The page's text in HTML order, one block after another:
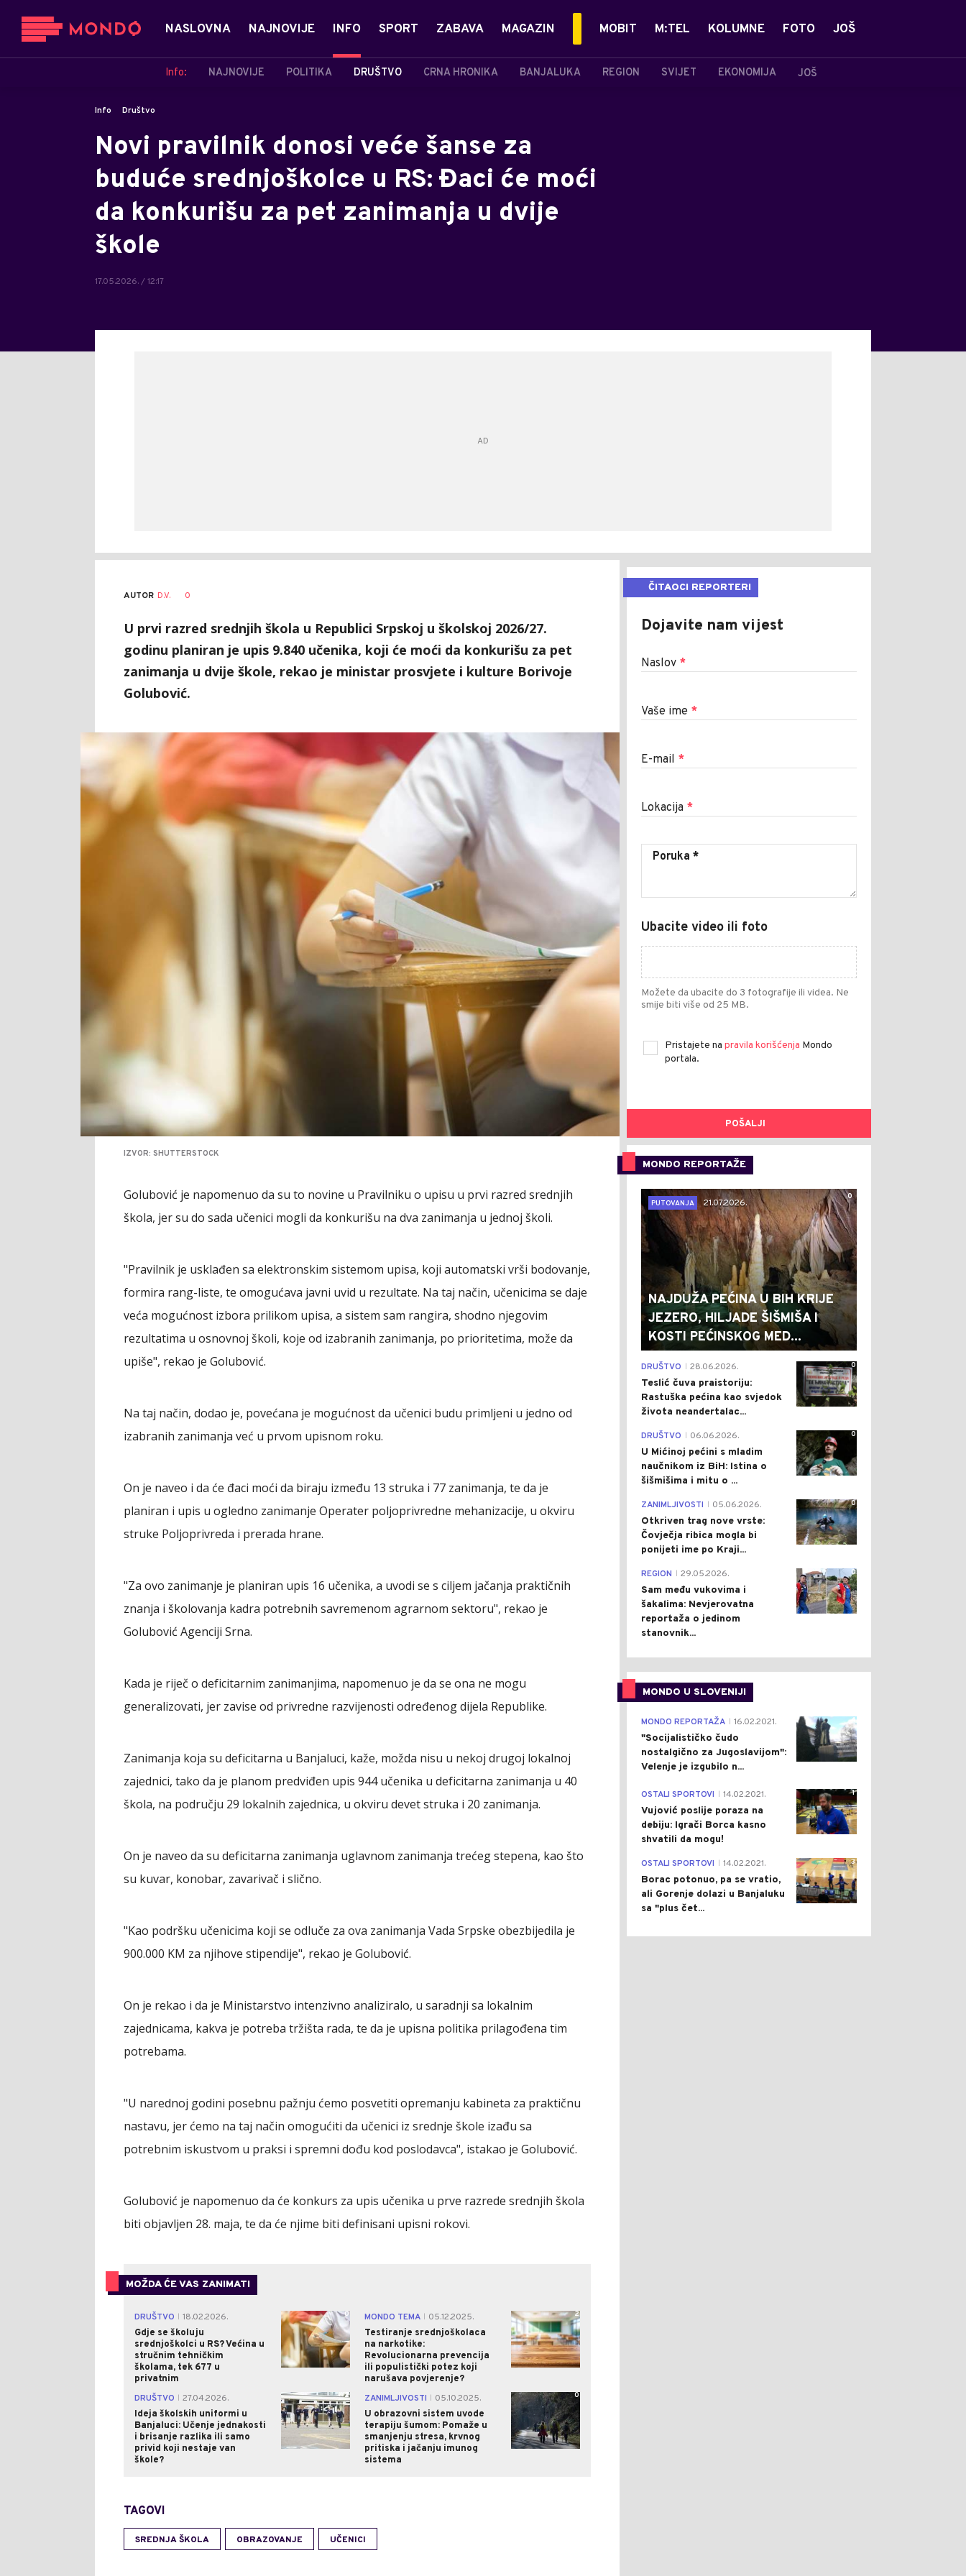
NASLOVNA NAJNOVIJE INFO
Info: NAJNOVIJE POLITIKA DRUŠTVO CRNA HRONIKA BANJALUKA REGION SVIJET EKONOMIJA JOŠ
SPORT ZABAVA MAGAZIN MOBIT M:TEL KOLUMNE FOTO JOŠ
Info Društvo
Novi pravilnik donosi veće šanse za
buduće srednjoškolce u RS: Đaci će moći
da konkurišu za pet zanimanja u dvije
škole
17.05.2026. / 12:17
AUTOR D.V. 0
U prvi razred srednjih škola u Republici Srpskoj u školskoj 2026/27.
godinu planiran je upis 9.840 učenika, koji će moći da konkurišu za pet
zanimanja u dvije škole, rekao je ministar prosvjete i kulture Borivoje
Golubović.
IZVOR: SHUTTERSTOCK
Golubović je napomenuo da su to novine u Pravilniku o upisu u prvi razred srednjih
škola, jer su do sada učenici mogli da konkurišu na dva zanimanja u jednoj školi.
"Pravilnik je usklađen sa elektronskim sistemom upisa, koji automatski vrši bodovanje,
formira rang-liste, te omogućava javni uvid u rezultate. Na taj način, učenicima se daje
veća mogućnost izbora prilikom upisa, a sistem sam rangira, shodno njegovim
rezultatima u osnovnoj školi, koje od izabranih zanimanja, po prioritetima, može da
upiše", rekao je Golubović.
Na taj način, dodao je, povećana je mogućnost da učenici budu primljeni u jedno od
izabranih zanimanja već u prvom upisnom roku.
On je naveo i da će đaci moći da biraju između 13 struka i 77 zanimanja, te da je
planiran i upis u ogledno zanimanje Operater poljoprivredne mehanizacije, u okviru
struke Poljoprivreda i prerada hrane.
"Za ovo zanimanje je planiran upis 16 učenika, a uvodi se s ciljem jačanja praktičnih
znanja i školovanja kadra potrebnih savremenom agrarnom sektoru", rekao je
Golubović Agenciji Srna.
Kada je riječ o deficitarnim zanimanjima, napomenuo je da se ona ne mogu
generalizovati, jer zavise od privredne razvijenosti određenog dijela Republike.
Zanimanja koja su deficitarna u Banjaluci, kaže, možda nisu u nekoj drugoj lokalnoj
zajednici, tako da je planom predviđen upis 944 učenika u deficitarna zanimanja u 40
škola, na području 29 lokalnih zajednica, u okviru devet struka i 20 zanimanja.
On je naveo da su deficitarna zanimanja uglavnom zanimanja trećeg stepena, kao što
su kuvar, konobar, zavarivač i slično.
"Kao podršku učenicima koji se odluče za ova zanimanja Vada Srpske obezbijedila je
900.000 KM za njihove stipendije", rekao je Golubović.
On je rekao i da je Ministarstvo intenzivno analiziralo, u saradnji sa lokalnim
zajednicama, kakva je potreba tržišta rada, te da je upisna politika prilagođena tim
potrebama.
"U narednoj godini posebnu pažnju ćemo posvetiti opremanju kabineta za praktičnu
nastavu, jer ćemo na taj način omogućiti da učenici iz srednje škole izađu sa
potrebnim iskustvom u praksi i spremni dođu kod poslodavca", istakao je Golubović.
Golubović je napomenuo da će konkurs za upis učenika u prve razrede srednjih škola
biti objavljen 28. maja, te da će njime biti definisani upisni rokovi.
MOŽDA ĆE VAS ZANIMATI
DRUŠTVO
18.02.2026.
Gdje se školuju
srednjoškolci u RS? Većina u
stručnim tehničkim
školama, tek 677 u
privatnim
0 MONDO TEMA
05.12.2025.
Testiranje srednjoškolaca
na narkotike:
Revolucionarna prevencija
ili populistički potez koji
narušava povjerenje?
2
DRUŠTVO
27.04.2026.
Ideja školskih uniformi u
Banjaluci: Učenje jednakosti
i brisanje razlika ili samo
privid koji nestaje van
škole?
2 ZANIMLJIVOSTI
05.10.2025.
U obrazovni sistem uvode
terapiju šumom: Pomaže u
smanjenju stresa, krvnog
pritiska i jačanju imunog
sistema
0
TAGOVI
SREDNJA ŠKOLA OBRAZOVANJE UČENICI
ČITAOCI REPORTERI
Dojavite nam vijest
Naslov *
Vaše ime *
E-mail *
Lokacija *
Ubacite video ili foto
Možete da ubacite do 3 fotografije ili videa. Ne
smije biti više od 25 MB.
Pristajete na pravila korišćenja Mondo
portala.
POŠALJI
MONDO REPORTAŽE
0
PUTOVANJA
21.07.2026.
NAJDUŽA PEĆINA U BIH KRIJE
JEZERO, HILJADE ŠIŠMIŠA I
KOSTI PEĆINSKOG MED...
0
DRUŠTVO 28.06.2026.
Teslić čuva praistoriju:
Rastuška pećina kao svjedok
života neandertalac...
0
DRUŠTVO 06.06.2026.
U Mićinoj pećini s mladim
naučnikom iz BiH: Istina o
šišmišima i mitu o ...
0
ZANIMLJIVOSTI 05.06.2026.
Otkriven trag nove vrste:
Čovječja ribica mogla bi
ponijeti ime po Kraji...
0
REGION 29.05.2026.
Sam među vukovima i
šakalima: Nevjerovatna
reportaža o jedinom
stanovnik...
MONDO U SLOVENIJI
4
MONDO REPORTAŽA 16.02.2021.
"Socijalističko čudo
nostalgično za Jugoslavijom":
Velenje je izgubilo n...
1
OSTALI SPORTOVI 14.02.2021.
Vujović poslije poraza na
debiju: Igrači Borca kasno
shvatili da mogu!
3
OSTALI SPORTOVI 14.02.2021.
Borac potonuo, pa se vratio,
ali Gorenje dolazi u Banjaluku
sa "plus čet...